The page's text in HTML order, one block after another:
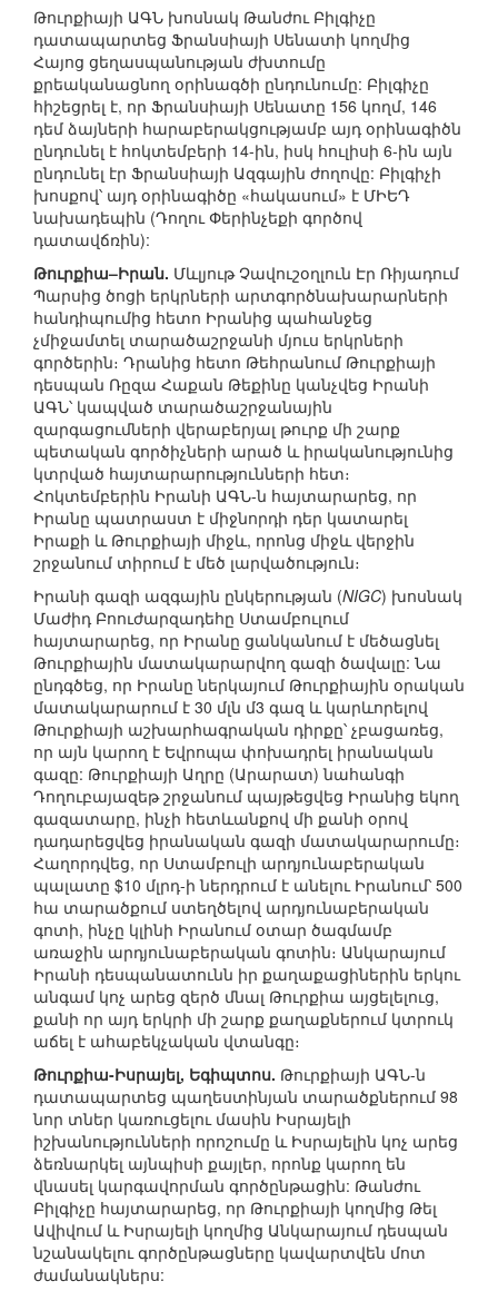
Թուրքիայի ԱԳՆ խոսնակ Թանժու Բիլգիչը
դատապարտեց Ֆրանսիայի Սենատի կողմից
Հայոց ցեղասպանության ժխտումը
քրեականացնող օրինագծի ընդունումը: Բիլգիչը
հիշեցրել է, որ Ֆրանսիայի Սենատը 156 կողմ, 146
դեմ ձայների հարաբերակցությամբ այդ օրինագիծն
ընդունել է հոկտեմբերի 14-ին, իսկ հուլիսի 6-ին այն
ընդունել էր Ֆրանսիայի Ազգային ժողովը: Բիլգիչի
խոսքով՝ այդ օրինագիծը «հակասում» է ՄԻԵԴ
նախադեպին (Դողու Փերինչեքի գործով
դատավճռին):
Թուրքիա–Իրան. Մևլյութ Չավուշօղլուն Էր Ռիյադում
Պարսից ծոցի երկրների արտգործնախարարների
հանդիպումից հետո Իրանից պահանջեց
չմիջամտել տարածաշրջանի մյուս երկրների
գործերին։ Դրանից հետո Թեհրանում Թուրքիայի
դեսպան Ռըզա Հաքան Թեքինը կանչվեց Իրանի
ԱԳՆ՝ կապված տարածաշրջանային
զարգացումների վերաբերյալ թուրք մի շարք
պետական գործիչների արած և իրականությունից
կտրված հայտարարությունների հետ։
Հոկտեմբերին Իրանի ԱԳՆ-ն հայտարարեց, որ
Իրանը պատրաստ է միջնորդի դեր կատարել
Իրաքի և Թուրքիայի միջև, որոնց միջև վերջին
շրջանում տիրում է մեծ լարվածություն։
Իրանի գազի ազգային ընկերության (NIGC) խոսնակ
Մաժիդ Բոուժարզադեհը Ստամբուլում
հայտարարեց, որ Իրանը ցանկանում է մեծացնել
Թուրքիային մատակարարվող գազի ծավալը: Նա
ընդգծեց, որ Իրանը ներկայում Թուրքիային օրական
մատակարարում է 30 մլն մ3 գազ և կարևորելով
Թուրքիայի աշխարհագրական դիրքը՝ չբացառեց,
որ այն կարող է Եվրոպա փոխադրել իրանական
գազը: Թուրքիայի Աղրը (Արարատ) նահանգի
Դողուբայազեթ շրջանում պայթեցվեց Իրանից եկող
գազատարը, ինչի հետևանքով մի քանի օրով
դադարեցվեց իրանական գազի մատակարարումը։
Հաղորդվեց, որ Ստամբուլի արդյունաբերական
պալատը $10 մլրդ-ի ներդրում է անելու Իրանում՝ 500
հա տարածքում ստեղծելով արդյունաբերական
գոտի, ինչը կլինի Իրանում օտար ծագմամբ
առաջին արդյունաբերական գոտին։ Անկարայում
Իրանի դեսպանատունն իր քաղաքացիներին երկու
անգամ կոչ արեց զերծ մնալ Թուրքիա այցելելուց,
քանի որ այդ երկրի մի շարք քաղաքներում կտրուկ
աճել է ահաբեկչական վտանգը։
Թուրքիա-Իսրայել, Եգիպտոս. Թուրքիայի ԱԳՆ-ն
դատապարտեց պաղեստինյան տարածքներում 98
նոր տներ կառուցելու մասին Իսրայելի
իշխանությունների որոշումը և Իսրայելին կոչ արեց
ձեռնարկել այնպիսի քայլեր, որոնք կարող են
վնասել կարգավորման գործընթացին: Թանժու
Բիլգիչը հայտարարեց, որ Թուրքիայի կողմից Թել
Ավիվում և Իսրայելի կողմից Անկարայում դեսպան
նշանակելու գործընթացները կավարտվեն մոտ
ժամանակներս: